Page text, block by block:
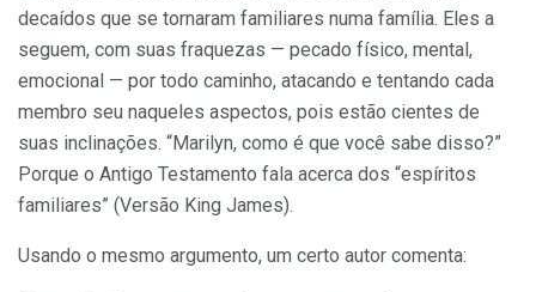
decaídos que se tornaram familiares numa família. Eles a
seguem, com suas fraquezas — pecado físico, mental,
emocional — por todo caminho, atacando e tentando cada
membro seu naqueles aspectos, pois estão cientes de
suas inclinações. “Marilyn, como é que você sabe disso?”
Porque o Antigo Testamento fala acerca dos “espíritos
familiares” (Versão King James).
Usando o mesmo argumento, um certo autor comenta: